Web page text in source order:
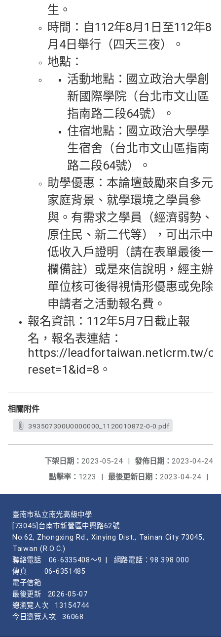
生。
時間：自112年8月1日至112年8
月4日舉行（四天三夜）。
地點：
活動地點：國立政治大學創
新國際學院（台北市文山區
指南路二段64號）。
住宿地點：國立政治大學學
生宿舍（台北市文山區指南
路二段64號）。
助學優惠：本論壇鼓勵來自多元
家庭背景、就學環境之學員參
與。有需求之學員（經濟弱勢、
原住民、新二代等），可出示中
低收入戶證明（請在表單最後一
欄備註）或是來信說明，經主辦
單位核可後得視情形優惠或免除
申請者之活動報名費。
報名資訊：112年5月7日截止報
名，報名表連結：
https://leadfortaiwan.neticrm.tw/
reset=1&id=8。
相關附件
393507300U0000000_1120010872-0-0.pdf
發佈日期： 2023-04-24
下架日期： 2023-05-24
|
最後更新日期： 2023-04-24 |
點擊率： 1223 |
臺南市私立南光高級中學
[73045]台南市新營區中興路62號
No.62, Zhongxing Rd., Xinying Dist., Tainan City 73045,
Taiwan (R.O.C.)
聯絡電話
06-6335408～9
網路電話：98 398 000
傳真
06-6351485
電子信箱
最後更新
2026-05-07
總瀏覽人次
13154744
今日瀏覽人次
36068